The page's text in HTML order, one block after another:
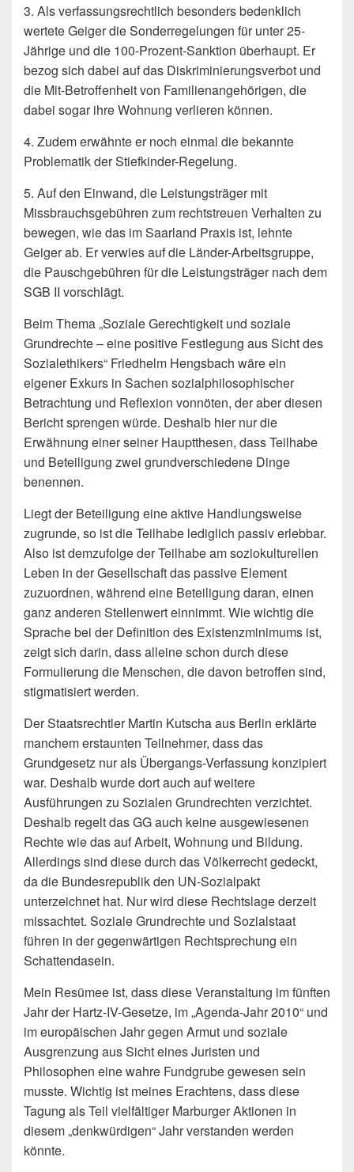
3. Als verfassungsrechtlich besonders bedenklich
wertete Geiger die Sonderregelungen für unter 25-
Jährige und die 100-Prozent-Sanktion überhaupt. Er
bezog sich dabei auf das Diskriminierungsverbot und
die Mit-Betroffenheit von Familienangehörigen, die
dabei sogar ihre Wohnung verlieren können.
4. Zudem erwähnte er noch einmal die bekannte
Problematik der Stiefkinder-Regelung.
5. Auf den Einwand, die Leistungsträger mit
Missbrauchsgebühren zum rechtstreuen Verhalten zu
bewegen, wie das im Saarland Praxis ist, lehnte
Geiger ab. Er verwies auf die Länder-Arbeitsgruppe,
die Pauschgebühren für die Leistungsträger nach dem
SGB II vorschlägt.
Beim Thema „Soziale Gerechtigkeit und soziale
Grundrechte – eine positive Festlegung aus Sicht des
Sozialethikers“ Friedhelm Hengsbach wäre ein
eigener Exkurs in Sachen sozialphilosophischer
Betrachtung und Reflexion vonnöten, der aber diesen
Bericht sprengen würde. Deshalb hier nur die
Erwähnung einer seiner Hauptthesen, dass Teilhabe
und Beteiligung zwei grundverschiedene Dinge
benennen.
Liegt der Beteiligung eine aktive Handlungsweise
zugrunde, so ist die Teilhabe lediglich passiv erlebbar.
Also ist demzufolge der Teilhabe am soziokulturellen
Leben in der Gesellschaft das passive Element
zuzuordnen, während eine Beteiligung daran, einen
ganz anderen Stellenwert einnimmt. Wie wichtig die
Sprache bei der Definition des Existenzminimums ist,
zeigt sich darin, dass alleine schon durch diese
Formulierung die Menschen, die davon betroffen sind,
stigmatisiert werden.
Der Staatsrechtler Martin Kutscha aus Berlin erklärte
manchem erstaunten Teilnehmer, dass das
Grundgesetz nur als Übergangs-Verfassung konzipiert
war. Deshalb wurde dort auch auf weitere
Ausführungen zu Sozialen Grundrechten verzichtet.
Deshalb regelt das GG auch keine ausgewiesenen
Rechte wie das auf Arbeit, Wohnung und Bildung.
Allerdings sind diese durch das Völkerrecht gedeckt,
da die Bundesrepublik den UN-Sozialpakt
unterzeichnet hat. Nur wird diese Rechtslage derzeit
missachtet. Soziale Grundrechte und Sozialstaat
führen in der gegenwärtigen Rechtsprechung ein
Schattendasein.
Mein Resümee ist, dass diese Veranstaltung im fünften
Jahr der Hartz-IV-Gesetze, im „Agenda-Jahr 2010“ und
im europäischen Jahr gegen Armut und soziale
Ausgrenzung aus Sicht eines Juristen und
Philosophen eine wahre Fundgrube gewesen sein
musste. Wichtig ist meines Erachtens, dass diese
Tagung als Teil vielfältiger Marburger Aktionen in
diesem „denkwürdigen“ Jahr verstanden werden
könnte.